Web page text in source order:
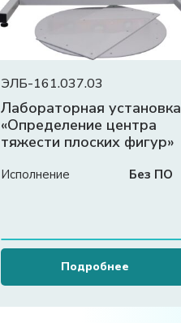
ЭЛБ-161.037.03
Лабораторная установка
«Определение центра
тяжести плоских фигур»
Исполнение Без ПО
Подробнее